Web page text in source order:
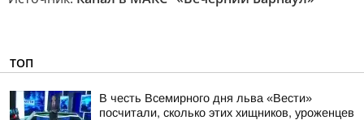
ТОП
В честь Всемирного дня льва «Вести»
посчитали, сколько этих хищников, уроженцев